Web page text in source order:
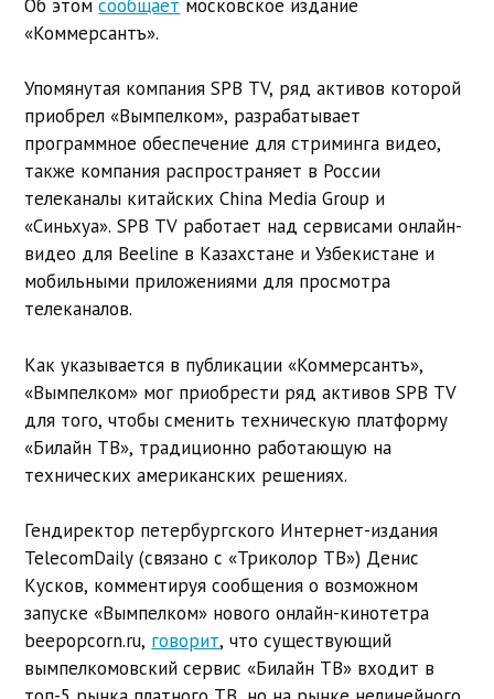
Об этомсообщает московское издание
«Коммерсантъ».
Упомянутая компания SPB TV, ряд активов которой
приобрел «Вымпелком», разрабатывает
программное обеспечение для стриминга видео,
также компания распространяет в России
телеканалы китайских China Media Group и
«Синьхуа». SPB TV работает над сервисами онлайн-
видео для Beeline в Казахстане и Узбекистане и
мобильными приложениями для просмотра
телеканалов.
Как указывается в публикации «Коммерсантъ»,
«Вымпелком» мог приобрести ряд активов SPB TV
для того, чтобы сменить техническую платформу
«Билайн ТВ», традиционно работающую на
технических американских решениях.
Гендиректор петербургского Интернет-издания
TelecomDaily (связано с «Триколор ТВ») Денис
Кусков, комментируя сообщения о возможном
запуске «Вымпелком» нового онлайн-кинотетра
beepopcorn.ru, говорит, что существующий
вымпелкомовский сервис «Билайн ТВ» входит в